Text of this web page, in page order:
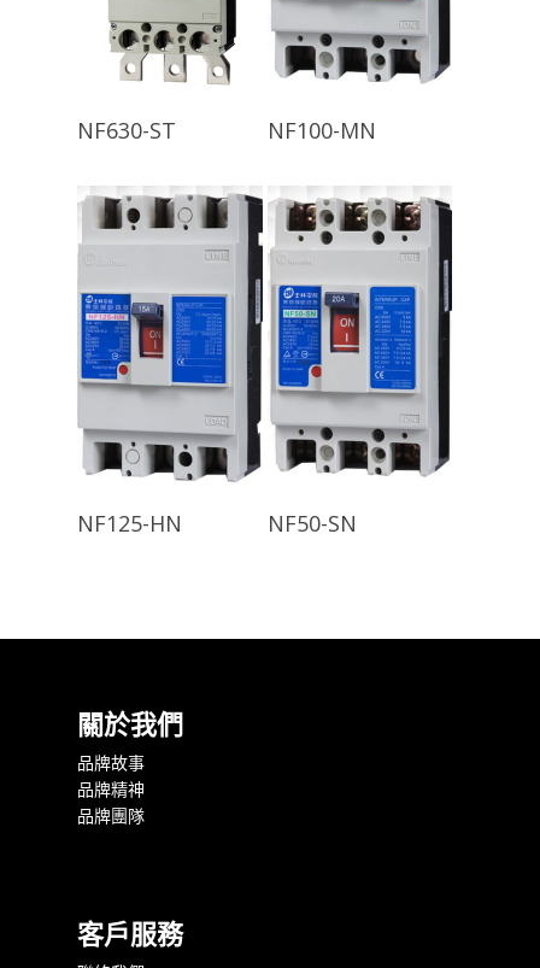
NF630-ST NF100-MN
NF125-HN NF50-SN
關於我們
品牌故事
品牌精神
品牌團隊
客戶服務